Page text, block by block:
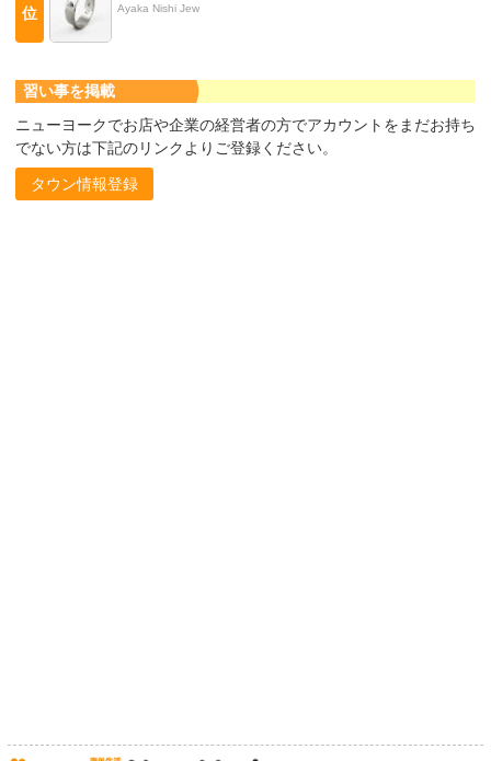
位
Ayaka Nishi Jew
習い事を掲載
ニューヨークでお店や企業の経営者の方でアカウントをまだお持ち
でない方は下記のリンクよりご登録ください。
タウン情報登録